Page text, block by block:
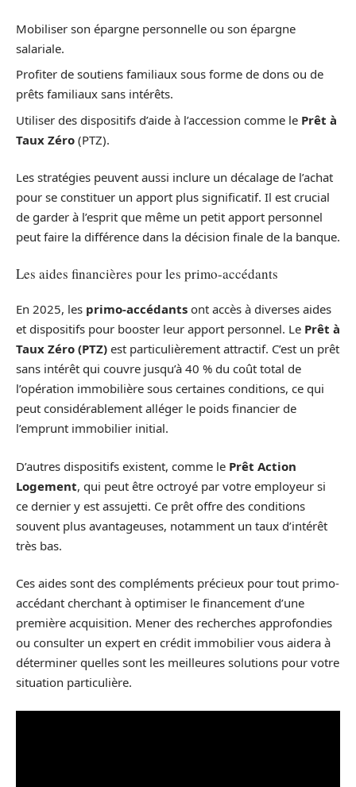
Mobiliser son épargne personnelle ou son épargne
salariale.
Profiter de soutiens familiaux sous forme de dons ou de
prêts familiaux sans intérêts.
Utiliser des dispositifs d’aide à l’accession comme le Prêt à
Taux Zéro (PTZ).
Les stratégies peuvent aussi inclure un décalage de l’achat
pour se constituer un apport plus significatif. Il est crucial
de garder à l’esprit que même un petit apport personnel
peut faire la différence dans la décision finale de la banque.
Les aides financières pour les primo-accédants
En 2025, les primo-accédants ont accès à diverses aides
et dispositifs pour booster leur apport personnel. Le Prêt à
Taux Zéro (PTZ) est particulièrement attractif. C’est un prêt
sans intérêt qui couvre jusqu’à 40 % du coût total de
l’opération immobilière sous certaines conditions, ce qui
peut considérablement alléger le poids financier de
l’emprunt immobilier initial.
D’autres dispositifs existent, comme le Prêt Action
Logement, qui peut être octroyé par votre employeur si
ce dernier y est assujetti. Ce prêt offre des conditions
souvent plus avantageuses, notamment un taux d’intérêt
très bas.
Ces aides sont des compléments précieux pour tout primo-
accédant cherchant à optimiser le financement d’une
première acquisition. Mener des recherches approfondies
ou consulter un expert en crédit immobilier vous aidera à
déterminer quelles sont les meilleures solutions pour votre
situation particulière.